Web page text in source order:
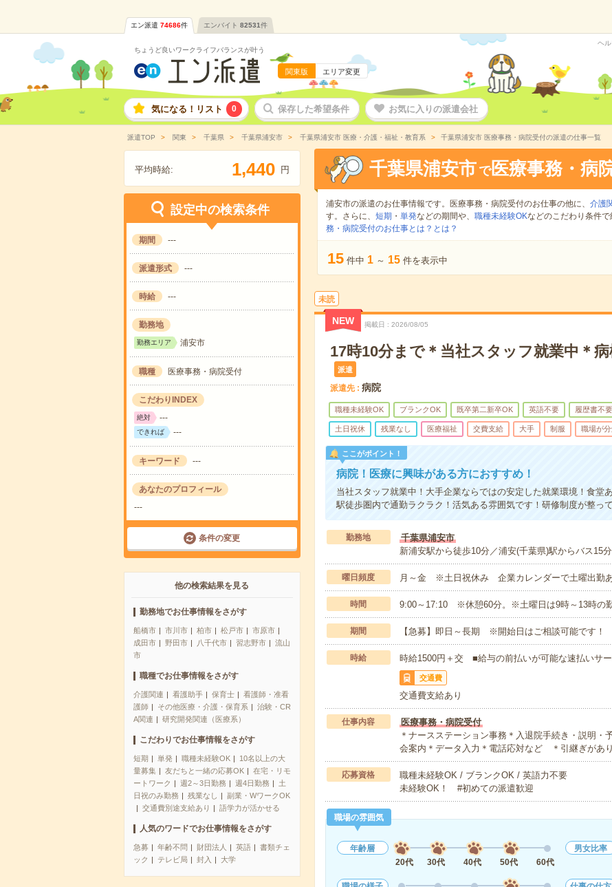
エン派遣 74686件 エンバイト 82531件
ちょうど良いワークライフバランスが叶う
関東版 エリア変更
ヘ
気になる！リスト 0 保存した希望条件 お気に入りの派遣会社
派遣TOP 関東 千葉県 千葉県浦安市 千葉県浦安市 医療・介護・福祉・教育系 千葉県浦安市 医療事務・病院受付の派遣の仕事一覧
平均時給: 1,440 円
設定中の検索条件
期間 ---
派遣形式 ---
時給 ---
勤務地
勤務エリア 浦安市
職種 医療事務・病院受付
こだわりINDEX
絶対 ---
できれば ---
キーワード ---
あなたのプロフィール
---
条件の変更
他の検索結果を見る
勤務地でお仕事情報をさがす
船橋市 市川市 柏市 松戸市
市原市
成田市
野田市 八千代市 習志野市
流山
市
職種でお仕事情報をさがす
介護関連 看護助手 保育士
看護師・准看
護師
その他医療・介護・保育系
治験・CR
A関連
研究開発関連（医療系）
こだわりでお仕事情報をさがす
短期 単発 職種未経験OK
10名以上の大
量募集
友だちと一緒の応募OK
在宅・リモ
ートワーク
週2～3日勤務 週4日勤務
土
日祝のみ勤務
残業なし
副業・WワークOK
交通費別途支給あり
語学力が活かせる
人気のワードでお仕事情報をさがす
急募 年齢不問 財団法人 英語
書類チェ
ック
テレビ局 封入 大学
千葉県浦安市 で医療事務・病
浦安市の派遣のお仕事情報です。医療事務・病院受付のお仕事の他に、 介護
す。さらに、 短期 ・ 単発などの期間や、 職種未経験OKなどのこだわり条件で
務・病院受付のお仕事とは？とは？
15 件中 1 ～ 15 件を表示中
未読
NEW 掲載日 2026/08/05
17時10分まで＊当社スタッフ就業中＊
派遣
派遣先 病院
職種未経験OK ブランクOK 既卒第二新卒OK 英語不要 履歴書不要
土日祝休 残業なし 医療福祉 交費支給 大手 制服 職場が
ここがポイント！
病院！医療に興味がある方におすすめ！
当社スタッフ就業中！大手企業ならではの安定した就業環境！食堂
駅徒歩圏内で通勤ラクラク！活気ある雰囲気です！研修制度が整っ
勤務地
千葉県浦安市
新浦安駅から徒歩10分／浦安(千葉県)駅からバス15分
曜日頻度 月～金 ※土日祝休み 企業カレンダーで土曜出勤あ
時間 9:00～17:10 ※休憩60分。※土曜日は9時～13時の勤
期間 【急募】即日～長期 ※開始日はご相談可能です！
時給 時給1500円＋交 ■給与の前払いが可能な速払いサー
交通費
交通費支給あり
仕事内容
医療事務・病院受付
＊ナースステーション事務＊入退院手続き・説明・
会案内＊データ入力＊電話応対など ＊引継ぎがあ
応募資格
職種未経験OK / ブランクOK / 英語力不要
未経験OK！ #初めての派遣歓迎
職場の雰囲気
年齢層
20代
30代 40代 50代 60代
男女比率